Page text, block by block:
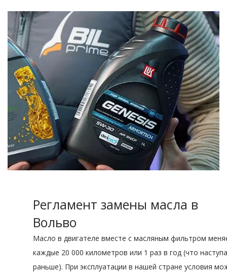
Регламент замены масла в
Вольво
Масло в двигателе вместе с масляным фильтром
каждые 20 000 километров или 1 раз в год (что
раньше). При эксплуатации в нашей стране условия